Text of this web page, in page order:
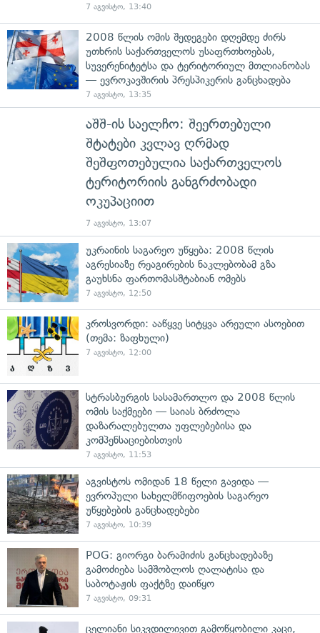
7 აგვისტო, 13:40
2008 წლის ომის შედეგები დღემდე ძირს
უთხრის საქართველოს უსაფრთხოებას,
სუვერენიტეტსა და ტერიტორიულ მთლიანობას
— ევროკავშირის პრესპიკერის განცხადება
7 აგვისტო, 13:35
აშშ-ის საელჩო: შეერთებული
შტატები კვლავ ღრმად
შეშფოთებულია საქართველოს
ტერიტორიის განგრძობადი
ოკუპაციით
7 აგვისტო, 13:07
უკრაინის საგარეო უწყება: 2008 წლის
აგრესიაზე რეაგირების ნაკლებობამ გზა
გაუხსნა ფართომასშტაბიან ომებს
7 აგვისტო, 12:50
კროსვორდი: ააწყვე სიტყვა არეული ასოებით
(თემა: ზაფხული)
7 აგვისტო, 12:00
სტრასბურგის სასამართლო და 2008 წლის
ომის საქმეები — საიას ბრძოლა
დაზარალებულთა უფლებებისა და
კომპენსაციებისთვის
7 აგვისტო, 11:53
აგვისტოს ომიდან 18 წელი გავიდა —
ევროპული სახელმწიფოების საგარეო
უწყებების განცხადებები
7 აგვისტო, 10:39
POG: გიორგი ბარამიძის განცხადებაზე
გამოძიება სამშობლოს ღალატისა და
საბოტაჟის ფაქტზე დაიწყო
7 აგვისტო, 09:31
ცელიანი სიკვდილივით გამოწყობილი კაცი,